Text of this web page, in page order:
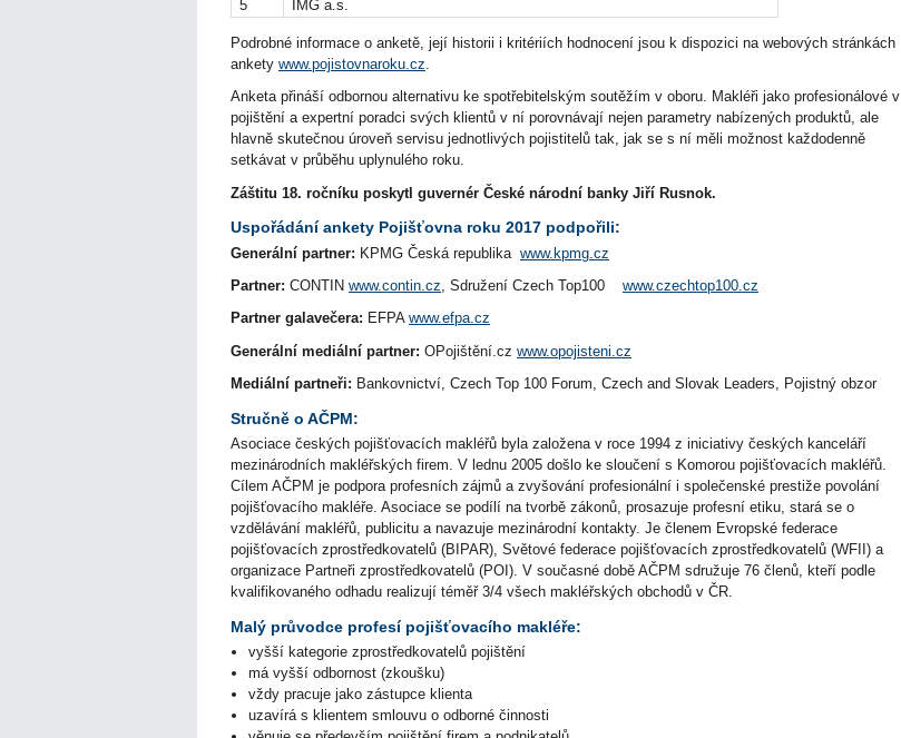
5
IMG a.s.
Podrobné informace o anketě, její historii i kritériích hodnocení jsou k dispozici na webových stránkách
ankety www.pojistovnaroku.cz
Anketa přináší odbornou alternativu ke spotřebitelským soutěžím v oboru. Makléři jako profesionálové v
pojištění a expertní poradci svých klientů v ní porovnávají nejen parametry nabízených produktů, ale
hlavně skutečnou úroveň servisu jednotlivých pojistitelů tak, jak se s ní měli možnost každodenně
setkávat v průběhu uplynulého roku.
Záštitu 18. ročníku poskytl guvernér České národní banky Jiří Rusnok.
Uspořádání ankety Pojišťovna roku 2017 podpořili:
Generální partner: KPMG Česká republika www.kpmg.cz
Partner: CONTIN www.contin.cz, Sdružení Czech Top100 www.czechtop100.cz
Partner galavečera: EFPA www.efpa.cz
Generální mediální partner: OPojištění.cz www.opojisteni.cz
Mediální partneři: Bankovnictví, Czech Top 100 Forum, Czech and Slovak Leaders, Pojistný obzor
Stručně o AČPM:
Asociace českých pojišťovacích makléřů byla založena v roce 1994 z iniciativy českých kanceláří
mezinárodních makléřských firem. V lednu 2005 došlo ke sloučení s Komorou pojišťovacích makléřů.
Cílem AČPM je podpora profesních zájmů a zvyšování profesionální i společenské prestiže povolání
pojišťovacího makléře. Asociace se podílí na tvorbě zákonů, prosazuje profesní etiku, stará se o
vzdělávání makléřů, publicitu a navazuje mezinárodní kontakty. Je členem Evropské federace
pojišťovacích zprostředkovatelů (BIPAR), Světové federace pojišťovacích zprostředkovatelů (WFII) a
organizace Partneři zprostředkovatelů (POI). V současné době AČPM sdružuje 76 členů, kteří podle
kvalifikovaného odhadu realizují téměř 3/4 všech makléřských obchodů v ČR.
Malý průvodce profesí pojišťovacího makléře:
vyšší kategorie zprostředkovatelů pojištění
má vyšší odbornost (zkoušku)
vždy pracuje jako zástupce klienta
uzavírá s klientem smlouvu o odborné činnosti